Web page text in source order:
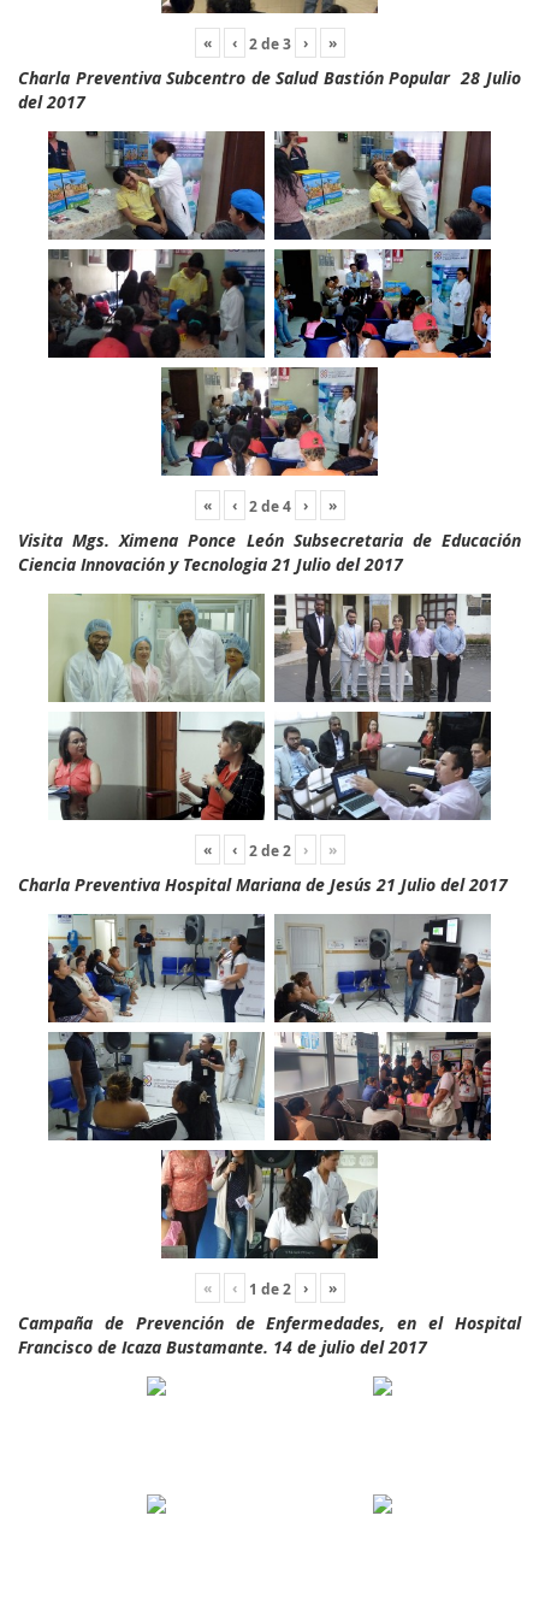
« ‹ 2de3 › »
Charla Preventiva Subcentro de Salud Bastión Popular 28 Julio
del 2017
« ‹ 2de4 › »
Visita Mgs. Ximena Ponce León Subsecretaria de Educación
Ciencia Innovación y Tecnologia 21 Julio del 2017
« ‹ 2de2 › »
Charla Preventiva Hospital Mariana de Jesús 21 Julio del 2017
« ‹ 1 de2 › »
Campaña de Prevención de Enfermedades, en el Hospital
Francisco de Icaza Bustamante. 14 de julio del 2017